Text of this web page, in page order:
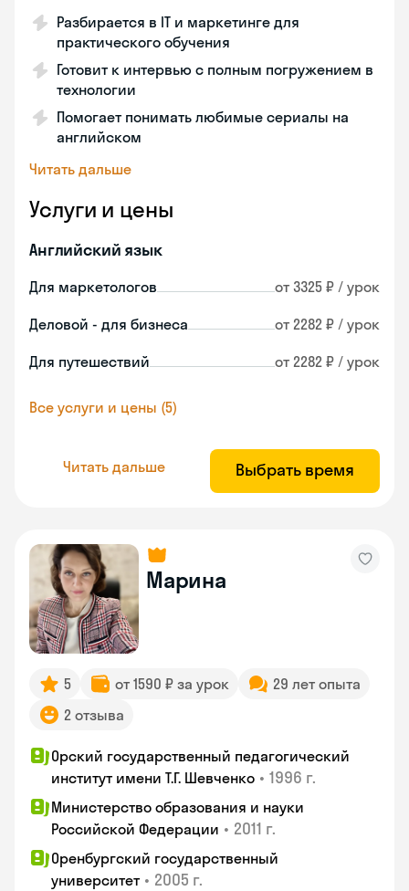
Разбирается в IT и маркетинге для
практического обучения
Готовит к интервью с полным погружением в
технологии
Помогает понимать любимые сериалы на
английском
Читать дальше
Услуги и цены
Английский язык
Для маркетологов от 3325 ₽ / урок
Деловой - для бизнеса от 2282 ₽ / урок
Для путешествий от 2282 ₽ / урок
Все услуги и цены (5)
Читать дальше Выбрать время
Марина
5 от 1590 ₽ за урок
29 лет опыта
2 отзыва
Орский государственный педагогический
институт имени Т.Г. Шевченко • 1996 г.
Министерство образования и науки
Российской Федерации • 2011 г.
Оренбургский государственный
университет • 2005 г.